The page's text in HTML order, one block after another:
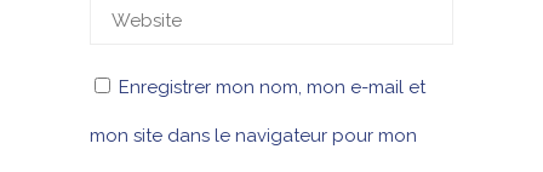
Enregistrer mon nom, mon e-mail et
mon site dans le navigateur pour mon